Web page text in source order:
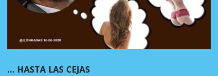
… HASTA LAS CEJAS